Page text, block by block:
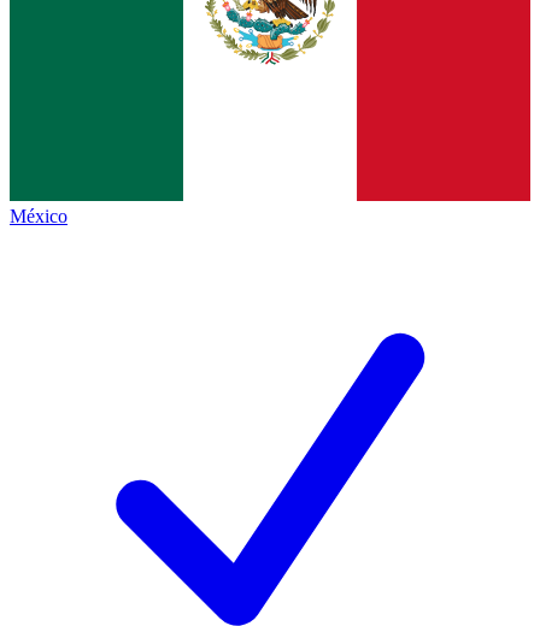
México